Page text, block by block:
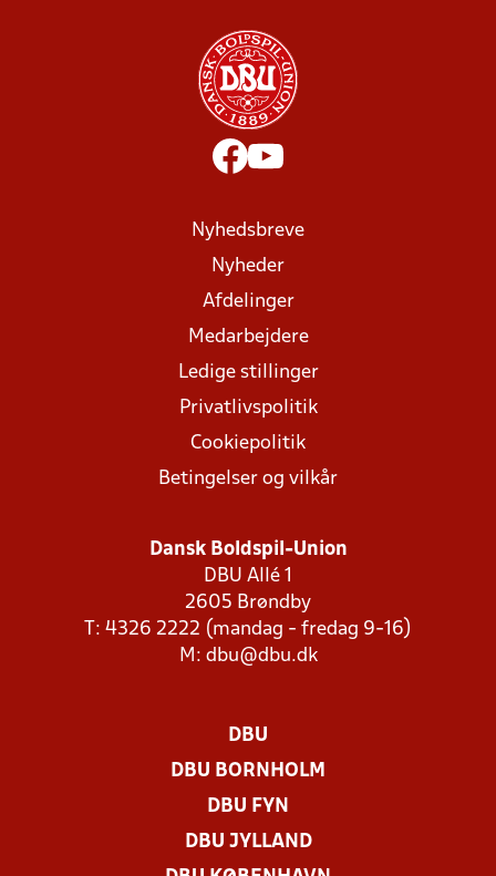
Nyhedsbreve
Nyheder
Afdelinger
Medarbejdere
Ledige stillinger
Privatlivspolitik
Cookiepolitik
Betingelser og vilkår
Dansk Boldspil-Union
DBU Allé 1
2605 Brøndby
T: 4326 2222 (mandag - fredag 9-16)
M: dbu@dbu.dk
DBU
DBU BORNHOLM
DBU FYN
DBU JYLLAND